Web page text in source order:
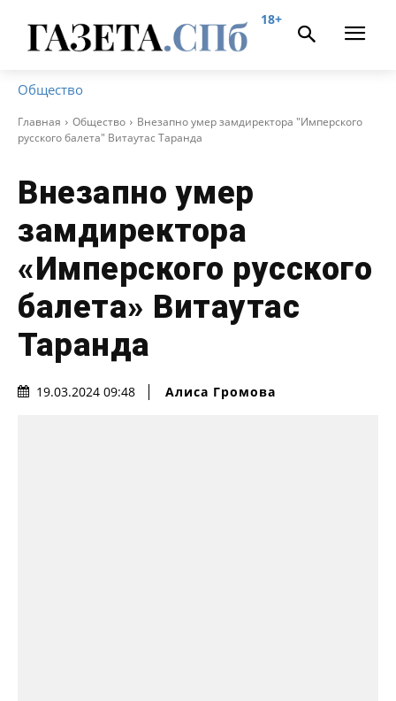
18+
Общество
Главная Общество
Внезапно умер замдиректора "Имперского
русского балета" Витаутас Таранда
Внезапно умер
замдиректора
«Имперского русского
балета» Витаутас
Таранда
19.03.2024 09:48 Алиса Громова